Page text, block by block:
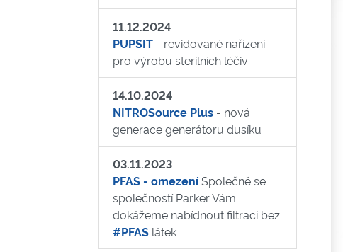
11.12.2024
PUPSIT - revidované nařízení
pro výrobu sterilních léčiv
14.10.2024
NITROSource Plus - nová
generace generátoru dusíku
03.11.2023
PFAS - omezeníSpolečně se
společností Parker Vám
dokážeme nabídnout filtraci bez
#PFAS látek